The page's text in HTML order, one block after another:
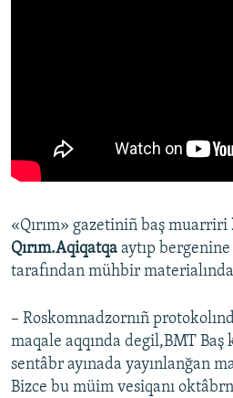
«Qırım» gazetiniñ baş muarriri
Qırım.Aqiqatqa aytıp
tarafından mühbir
– Roskomnadzornıñ
maqale aqqında degil,BMT
sentâbr ayınada yayınlanğan
Bizce bu müim vesiqanı